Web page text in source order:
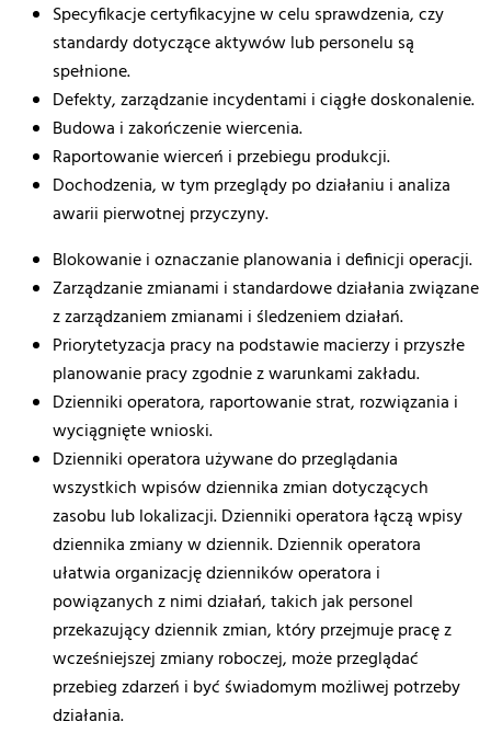
Specyfikacjecertyfikacyjnewcelu sprawdzenia,czy
standardydotycząceaktywówlubpersonelu są
spełnione.
Defekty,zarządzanieincydentami iciągłedoskonalenie.
Budowa izakończeniewiercenia.
Raportowaniewierceń i przebiegu produkcji.
Dochodzenia, wtym przeglądypodziałaniu ianaliza
awarii pierwotnej przyczyny.
Blokowanieioznaczanieplanowania idefinicjioperacji.
Zarządzaniezmianami i standardowedziałaniazwiązane
zzarządzaniemzmianami i śledzeniemdziałań.
Priorytetyzacja pracyna podstawiemacierzyi przyszłe
planowaniepracyzgodniezwarunkamizakładu.
Dziennikioperatora, raportowaniestrat, rozwiązania i
wyciągniętewnioski.
Dziennikioperatora używanedoprzeglądania
wszystkichwpisówdziennikazmiandotyczących
zasobu lublokalizacji.Dziennikioperatorałącząwpisy
dziennikazmianywdziennik.Dziennikoperatora
ułatwiaorganizacjędziennikówoperatora i
powiązanychznimidziałań,takichjak personel
przekazującydziennikzmian, któryprzejmujepracęz
wcześniejszejzmianyroboczej, możeprzeglądać
przebiegzdarzeń i być świadomym możliwej potrzeby
działania.